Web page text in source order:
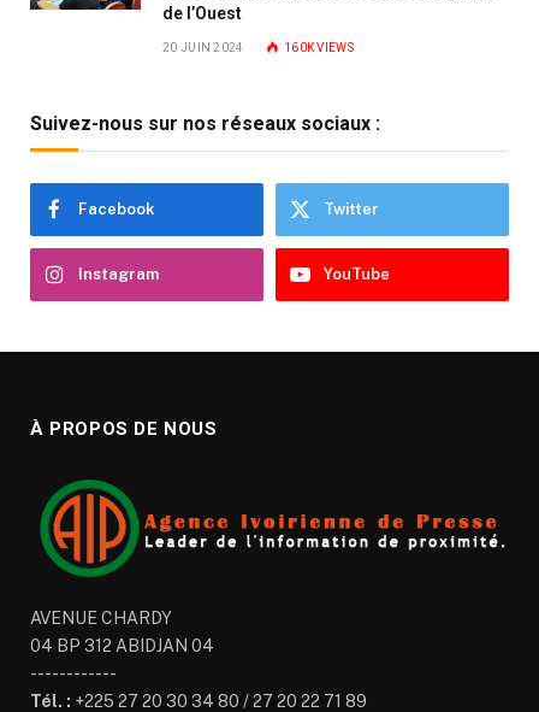
de l’Ouest
20 JUIN 2024 160KVIEWS
Suivez-nous sur nos réseaux sociaux :
Facebook Twitter
Instagram YouTube
À PROPOS DE NOUS
AVENUE CHARDY
04 BP 312 ABIDJAN 04
------------
Tél. : +225 27 20 30 34 80 / 27 20 22 71 89